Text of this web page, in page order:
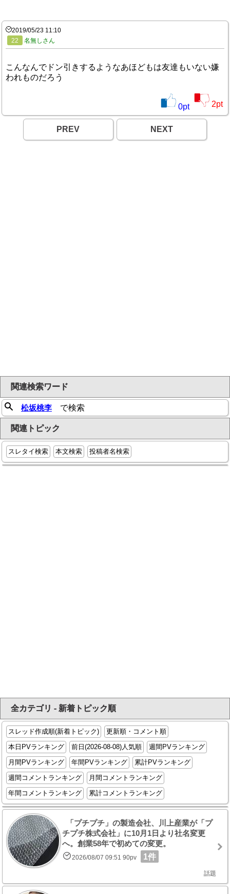
2019/05/23 11:10
22
名無しさん
こんなんでドン引きするようなあほどもは友達もいない嫌
われものだろう
0pt 2pt
PREV NEXT
関連検索ワード
松坂桃李 で検索
関連トピック
スレタイ検索 本文検索 投稿者名検索
全カテゴリ - 新着トピック順
スレッド作成順(新着トピック)
更新順・コメント順
本日PVランキング
前日(2026-08-08)人気順
週間PVランキング
月間PVランキング
年間PVランキング
累計PVランキング
週間コメントランキング
月間コメントランキング
年間コメントランキング
累計コメントランキング
「プチプチ」の製造会社、川上産業が「プ
チプチ株式会社」に10月1日より社名変更
へ。創業58年で初めての変更。
2026/08/07 09:51 90pv 1件
話題